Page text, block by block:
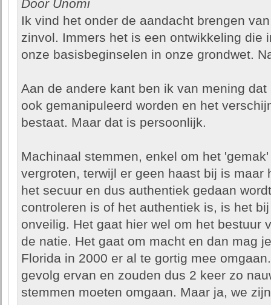
Door Unomi
Ik vind het onder de aandacht brengen
zinvol. Immers het is een ontwikkeling die
onze basisbeginselen in onze grondwet.
Aan de andere kant ben ik van mening
ook gemanipuleerd worden en het
bestaat. Maar dat is persoonlijk.
Machinaal stemmen, enkel om het
vergroten, terwijl er geen haast bij is maar
het secuur en dus authentiek gedaan
controleren is of het authentiek is, is het
onveilig. Het gaat hier wel om het bestuur
de natie. Het gaat om macht en dan mag
Florida in 2000 er al te gortig mee
gevolg ervan en zouden dus 2 keer zo
stemmen moeten omgaan. Maar ja, we